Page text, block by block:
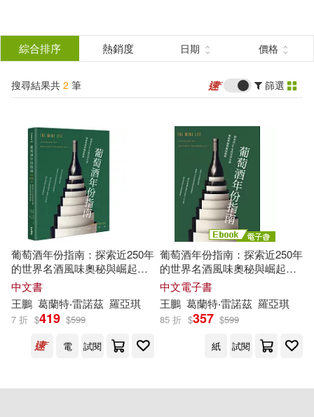
結
分類 (單選)
所有商品(2) 圖書(1)
電子書(1)
作者 (可複選)
王鵬(2) 葛蘭特‧雷諾茲(2)
出版社 (可複選)
綜合排序 熱銷度 日期 價格
搜尋結果共 2 筆 篩選
葡萄酒年份指南：探索近250年
的世界名酒風味奧秘與崛起軌
跡
中文書
王鵬 葛蘭特‧雷諾茲 羅亞琪
7 折 $419 $599
電
試閱
葡萄酒年份指南：探索近250年
的世界名酒風味奧秘與崛起軌
跡 (電子書)
中文電子書
王鵬 葛蘭特‧雷諾茲 羅亞琪
85 折 $357 $599
紙
試閱